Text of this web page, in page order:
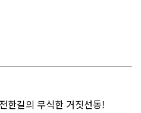
한길의 무식한 거짓선동!